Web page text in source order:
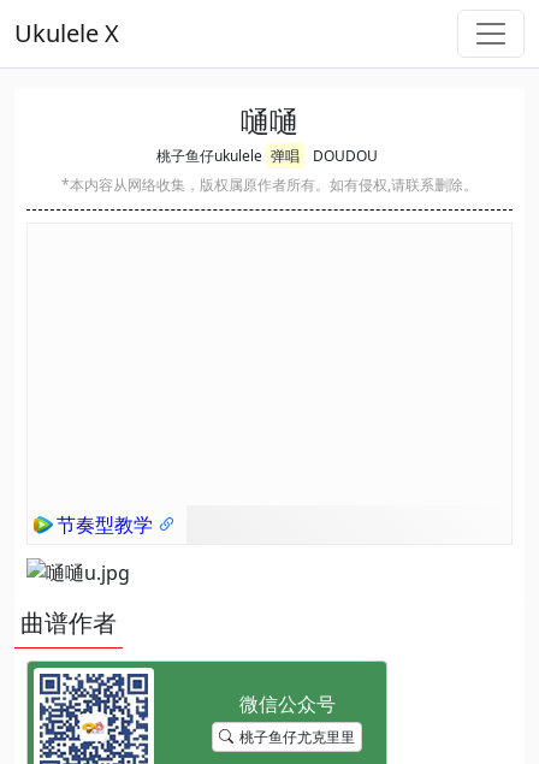
Ukulele X
嗵嗵
桃子鱼仔ukulele 弹唱
DOUDOU
*本内容从网络收集，版权属原作者所有。如有侵权,请联系删除。
节奏型教学
曲谱作者
桃子鱼仔尤克里里